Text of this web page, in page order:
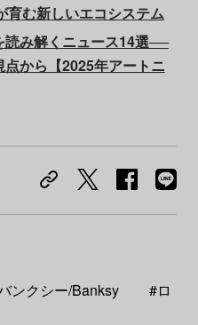
育む新しいエコシステム
読み解くニュース14選──
から【2025年アートニ
ンクシー/Banksy
#ロ